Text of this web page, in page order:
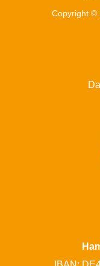
Copyright ©